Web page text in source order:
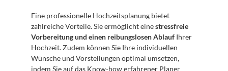
Eine professionelle Hochzeitsplanung bietet
zahlreiche Vorteile. Sie ermöglicht eine stressfreie
Vorbereitung und einen reibungslosen Ablauf Ihrer
Hochzeit. Zudem können Sie Ihre individuellen
Wünsche und Vorstellungen optimal umsetzen,
indem Sie auf das Know-how erfahrener Planer